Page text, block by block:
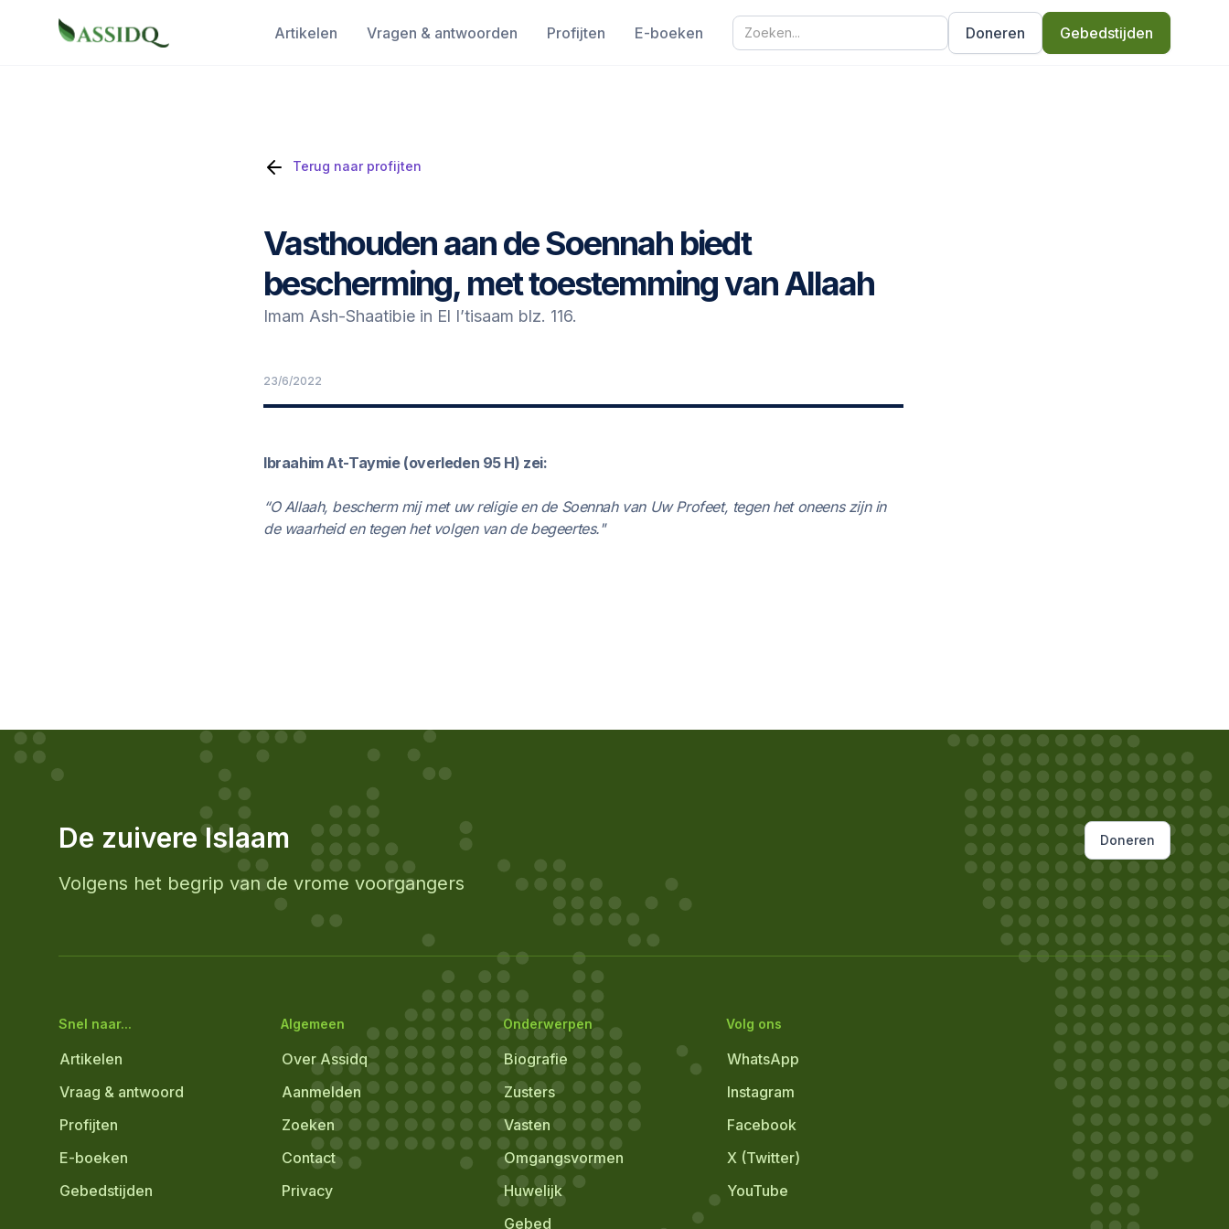
Artikelen Vragen & antwoorden Profijten E-boeken Doneren Gebedstijden
Terug naar profijten
Vasthouden aan de Soennah biedt
bescherming, met toestemming van Allaah
Imam Ash-Shaatibie in El I’tisaam blz. 116.
23/6/2022
Ibraahim At-Taymie (overleden 95 H) zei:
“O Allaah, bescherm mij met uw religie en de Soennah van Uw Profeet, tegen het oneens zijn in
de waarheid en tegen het volgen van de begeertes."
De zuivere Islaam
Volgens het begrip van de vrome voorgangers
Doneren
Snel naar...
Artikelen
Vraag & antwoord
Profijten
E-boeken
Gebedstijden
Algemeen
Over Assidq
Aanmelden
Zoeken
Contact
Privacy
Onderwerpen
Biografie
Zusters
Vasten
Omgangsvormen
Huwelijk
Gebed
Volg ons
WhatsApp
Instagram
Facebook
X (Twitter)
YouTube